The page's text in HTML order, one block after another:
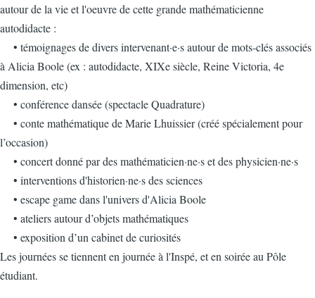
autour de la vie et l'oeuvre de cette grande mathématicienne
autodidacte :
• témoignages de divers intervenant·e·s autour de mots-clés associés
à Alicia Boole (ex : autodidacte, XIXe siècle, Reine Victoria, 4e
dimension, etc)
• conférence dansée (spectacle Quadrature)
• conte mathématique de Marie Lhuissier (créé spécialement pour
l’occasion)
• concert donné par des mathématicien·ne·s et des physicien·ne·s
• interventions d'historien·ne·s des sciences
• escape game dans l'univers d'Alicia Boole
• ateliers autour d’objets mathématiques
• exposition d’un cabinet de curiosités
Les journées se tiennent en journée à l'Inspé, et en soirée au Pôle
étudiant.